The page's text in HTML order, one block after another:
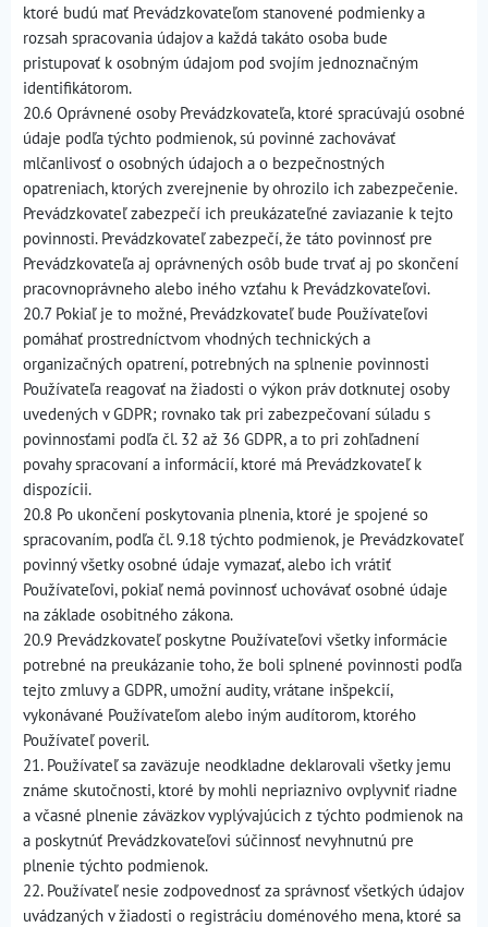
ktoré budú mať Prevádzkovateľom stanovené podmienky a
rozsah spracovania údajov a každá takáto osoba bude
pristupovať k osobným údajom pod svojím jednoznačným
identifikátorom.
20.6 Oprávnené osoby Prevádzkovateľa, ktoré spracúvajú osobné
údaje podľa týchto podmienok, sú povinné zachovávať
mlčanlivosť o osobných údajoch a o bezpečnostných
opatreniach, ktorých zverejnenie by ohrozilo ich zabezpečenie.
Prevádzkovateľ zabezpečí ich preukázateľné zaviazanie k tejto
povinnosti. Prevádzkovateľ zabezpečí, že táto povinnosť pre
Prevádzkovateľa aj oprávnených osôb bude trvať aj po skončení
pracovnoprávneho alebo iného vzťahu k Prevádzkovateľovi.
20.7 Pokiaľ je to možné, Prevádzkovateľ bude Používateľovi
pomáhať prostredníctvom vhodných technických a
organizačných opatrení, potrebných na splnenie povinnosti
Používateľa reagovať na žiadosti o výkon práv dotknutej osoby
uvedených v GDPR; rovnako tak pri zabezpečovaní súladu s
povinnosťami podľa čl. 32 až 36 GDPR, a to pri zohľadnení
povahy spracovaní a informácií, ktoré má Prevádzkovateľ k
dispozícii.
20.8 Po ukončení poskytovania plnenia, ktoré je spojené so
spracovaním, podľa čl. 9.18 týchto podmienok, je Prevádzkovateľ
povinný všetky osobné údaje vymazať, alebo ich vrátiť
Používateľovi, pokiaľ nemá povinnosť uchovávať osobné údaje
na základe osobitného zákona.
20.9 Prevádzkovateľ poskytne Používateľovi všetky informácie
potrebné na preukázanie toho, že boli splnené povinnosti podľa
tejto zmluvy a GDPR, umožní audity, vrátane inšpekcií,
vykonávané Používateľom alebo iným audítorom, ktorého
Používateľ poveril.
21. Používateľ sa zaväzuje neodkladne deklarovali všetky jemu
známe skutočnosti, ktoré by mohli nepriaznivo ovplyvniť riadne
a včasné plnenie záväzkov vyplývajúcich z týchto podmienok na
a poskytnúť Prevádzkovateľovi súčinnosť nevyhnutnú pre
plnenie týchto podmienok.
22. Používateľ nesie zodpovednosť za správnosť všetkých údajov
uvádzaných v žiadosti o registráciu doménového mena, ktoré sa